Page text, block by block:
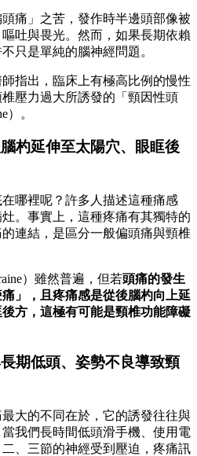
痛」之苦，發作時半邊頭部像被
吐與畏光。然而，如果長期依賴
只是單純的腦神經問題。
指出，臨床上有極高比例的慢性
壓力過大所誘發的「頸因性頭
）。
杓延伸至太陽穴、眼眶後
哪裡呢？許多人描述這種痛感
。事實上，這種疼痛有其獨特的
連結，是區分一般偏頭痛與頸椎
）雖然普遍，但若頭痛的發生
」
，且疼痛感是從後腦杓向上延
方，這極有可能是頸椎功能障礙
期低頭、姿勢不良導致頸
最大的不同在於，它的誘發往往與
我們長時間低頭滑手機、使用電
、三節的神經受到壓迫，疼痛訊